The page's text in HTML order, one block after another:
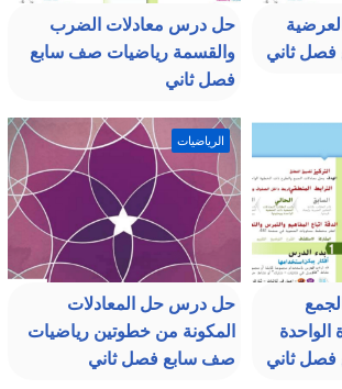
ثاني
حل درس معادلات الضرب
والقسمة رياضيات صف سابع
فصل ثاني
ثاني
الرياضيات
حل درس حل المعادلات
المكونة من خطوتين رياضيات
صف سابع فصل ثاني